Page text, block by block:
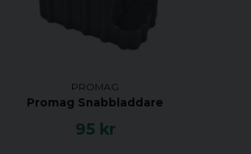
PROMAG
Promag Snabbladdare
95 kr